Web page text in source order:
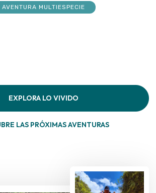
AVENTURA MULTIESPECIE
EXPLORA LO VIVIDO
LAS PRÓXIMAS AVENTURAS